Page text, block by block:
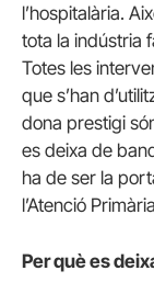
l’hospitalària.
tota la indústria
Totes les
que s’han
dona prestigi
es deixa de
ha de ser la
l’Atenció
Per què es